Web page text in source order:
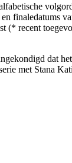
finaledatums
(* recent
dat
met Stana